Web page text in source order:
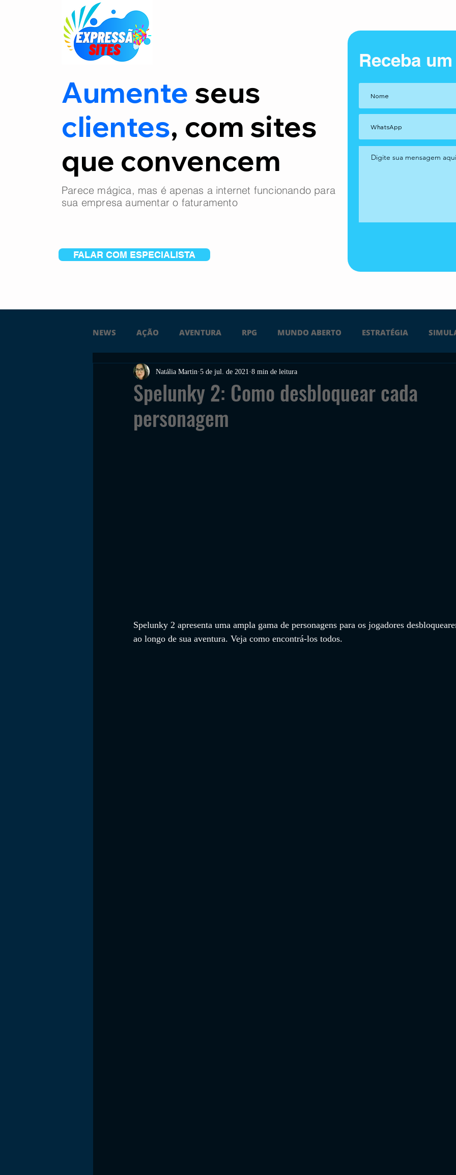
Aumente seus
clientes, com sites
que convencem
Parece mágica, mas é apenas a internet funcionando para
sua empresa aumentar o faturamento
FALAR COM ESPECIALISTA
Receba
NEWS AÇÃO AVENTURA RPG MUNDO ABERTO ESTRATÉGIA
FICÇÃO TERROR PC PS4 PS5
TRAILER PLATAFORMA
Spelunky 2: Como desbloquear cada
personagem
Natália Martin 5 de jul. de 2021 8 min de leitura
Spelunky 2 apresenta uma ampla gama de personagens para os jogadores
ao longo de sua aventura. Veja como encontrá-los todos.